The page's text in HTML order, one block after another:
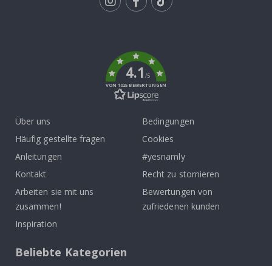
4.1/5
VON 1025 BEWERTUNGEN
Über uns
Häufig gestellte fragen
Anleitungen
Kontakt
Arbeiten sie mit uns
zusammen!
Inspiration
Bedingungen
Cookies
#yesnamly
Recht zu stornieren
Bewertungen von
zufriedenen kunden
Beliebte Kategorien